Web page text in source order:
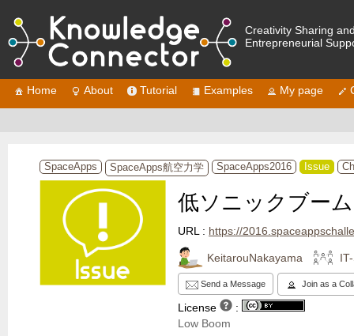
Creativity Sharing
Entrepreneurial
Home About Tutorial Examples My page
SpaceApps SpaceApps航空力学 SpaceApps2016 Issue
低ソニックブー
URL : https://
KeitarouNakayama
Send a Message Join as a
License
:
Low Boom